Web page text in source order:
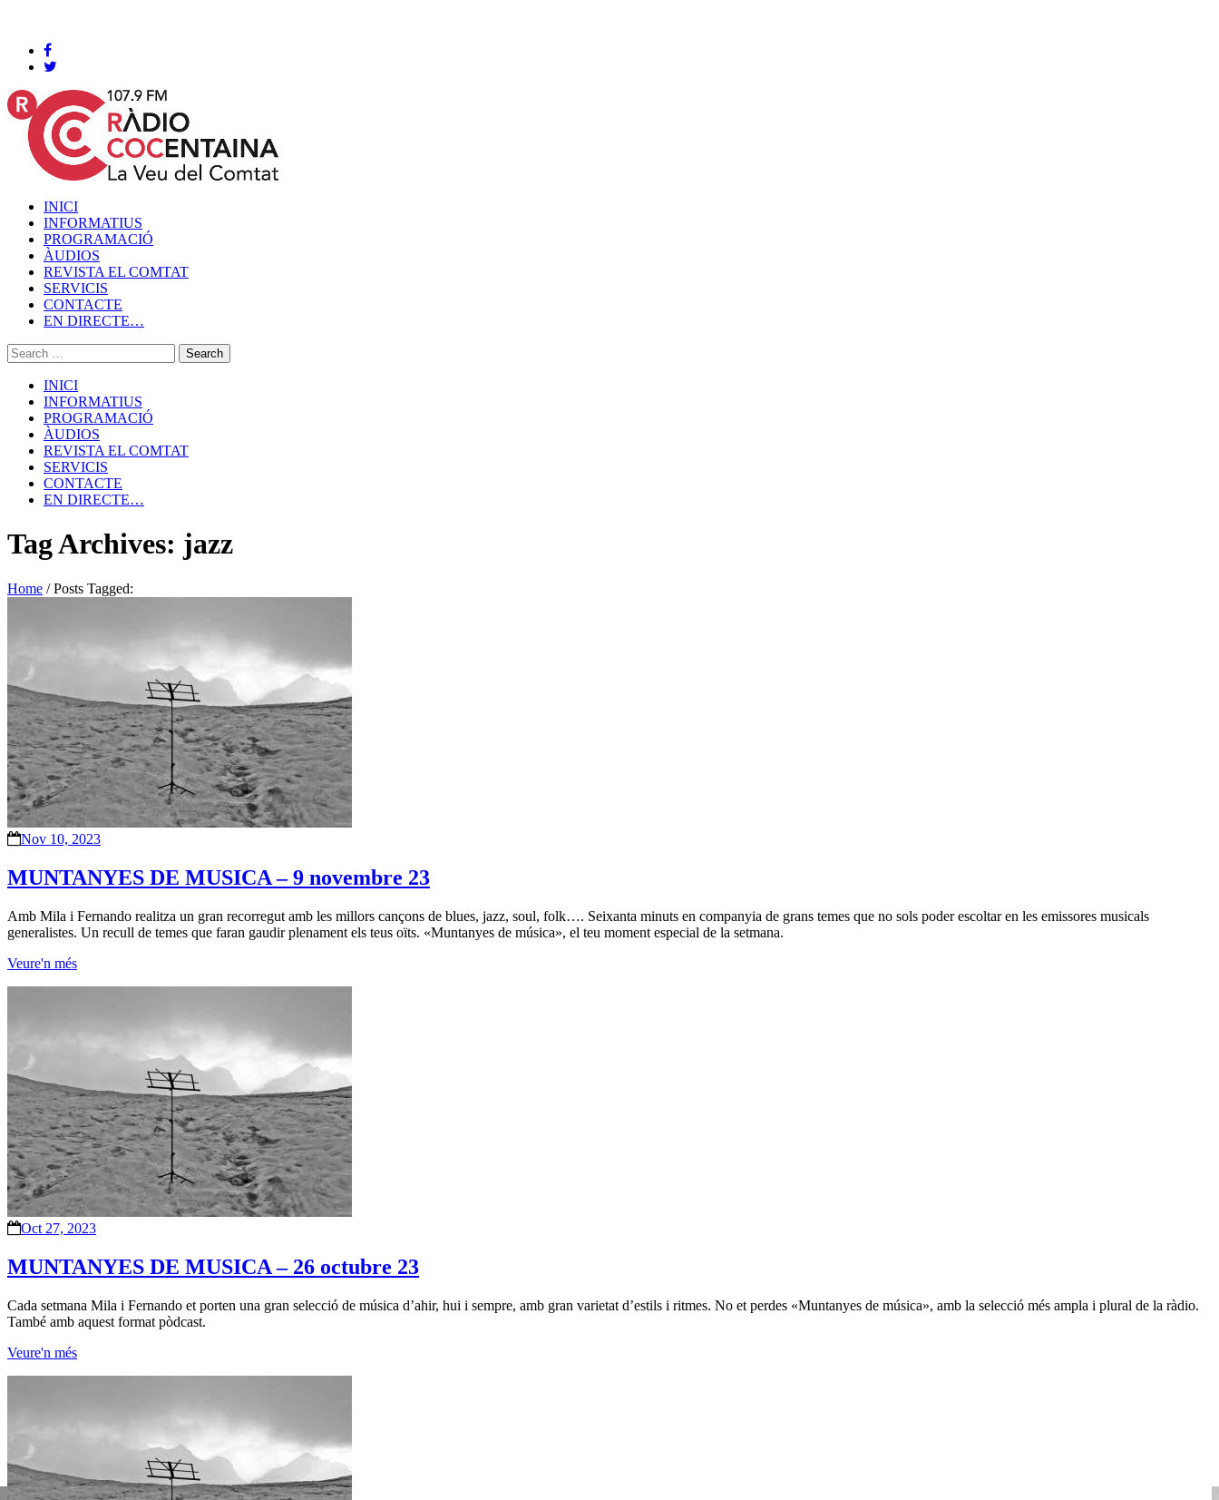
INICI
INFORMATIUS
PROGRAMACIÓ
ÀUDIOS
REVISTA EL COMTAT
SERVICIS
CONTACTE
EN DIRECTE…
INICI
INFORMATIUS
PROGRAMACIÓ
ÀUDIOS
REVISTA EL COMTAT
SERVICIS
CONTACTE
EN DIRECTE…
Tag Archives: jazz
Home /Posts Tagged:
Nov 10, 2023
MUNTANYES DE MUSICA – 9 novembre 23
Amb Mila i Fernando realitza un gran recorregut amb les millors cançons de blues, jazz, soul, folk…. Seixanta minuts en companyia de grans temes que no sols poder escoltar en les emissores musicals
generalistes. Un recull de temes que faran gaudir plenament els teus oïts. «Muntanyes de música», el teu moment especial de la setmana.
Veure'n més
Oct 27, 2023
MUNTANYES DE MUSICA – 26 octubre 23
Cada setmana Mila i Fernando et porten una gran selecció de música d’ahir, hui i sempre, amb gran varietat d’estils i ritmes. No et perdes «Muntanyes de música», amb la selecció més ampla i plural de la ràdio.
També amb aquest format pòdcast.
Veure'n més